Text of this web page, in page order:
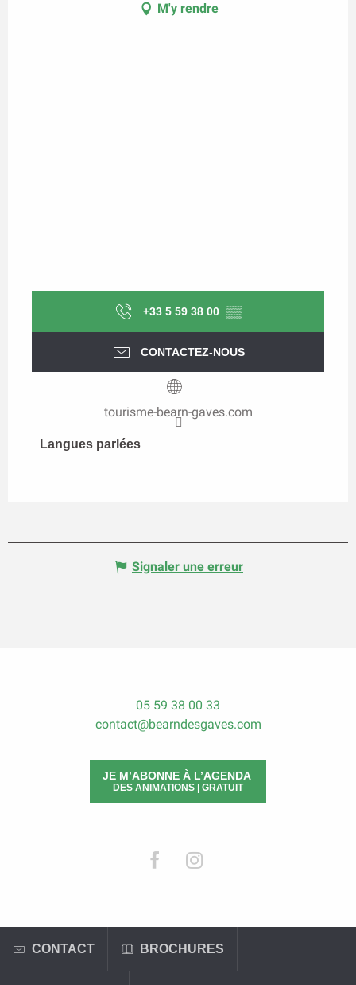
M'y rendre
+33 5 59 38 00 ▒▒
CONTACTEZ-NOUS
tourisme-bearn-gaves.com
Langues parlées
Langues parlées
Signaler une erreur
05 59 38 00 33
contact@bearndesgaves.com
JE M’ABONNE À L’AGENDA
DES ANIMATIONS | GRATUIT
CONTACT BROCHURES